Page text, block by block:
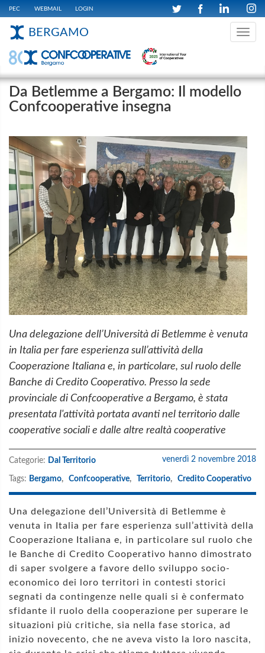
PEC WEBMAIL LOGIN
Toggle
BERGAMO
Da Betlemme a Bergamo: Il modello
Confcooperative insegna
Una delegazione dell’Università di Betlemme è venuta
in Italia per fare esperienza sull’attività della
Cooperazione Italiana e, in particolare, sul ruolo delle
Banche di Credito Cooperativo. Presso la sede
provinciale di Confcooperative a Bergamo, è stata
presentata l'attività portata avanti nel territorio dalle
cooperative sociali e dalle altre realtà cooperative
venerdì 2 novembre 2018
Categorie: Dal Territorio
Tags: Bergamo, Confcooperative, Territorio, Credito Cooperativo
Una delegazione dell’Università di Betlemme è
venuta in Italia per fare esperienza sull’attività della
Cooperazione Italiana e, in particolare sul ruolo che
le Banche di Credito Cooperativo hanno dimostrato
di saper svolgere a favore dello sviluppo socio-
economico dei loro territori in contesti storici
segnati da contingenze nelle quali si è confermato
sfidante il ruolo della cooperazione per superare le
situazioni più critiche, sia nella fase storica, ad
inizio novecento, che ne aveva visto la loro nascita,